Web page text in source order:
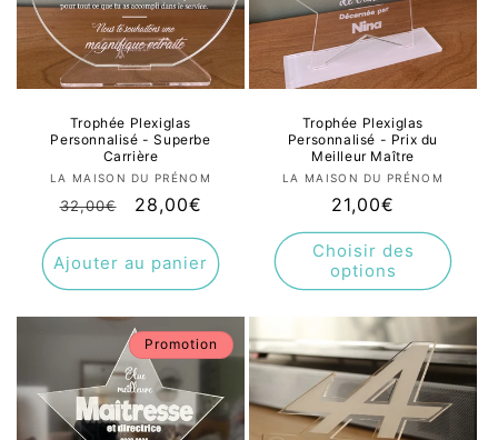
Trophée Plexiglas
Personnalisé - Superbe
Carrière
Fournisseur :
LA MAISON DU PRÉNOM
Prix
32,00€
Prix
28,00€
Ajouter au panier
Trophée Plexiglas
Personnalisé - Prix du
Meilleur Maître
Fournisseur :
LA MAISON DU PRÉNOM
Prix
habituel
21,00€
Choisir des
options
Promotion